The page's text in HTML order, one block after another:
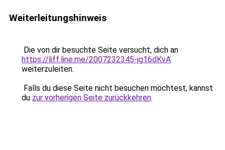
Weiterleitungshinweis
Die von dir besuchte Seite versucht, dich an
https://liff.line.me/2007232345-jg16dKvA
weiterzuleiten.
Falls du diese Seite nicht besuchen möchtest, kannst
du zur vorherigen Seite zurückkehren.